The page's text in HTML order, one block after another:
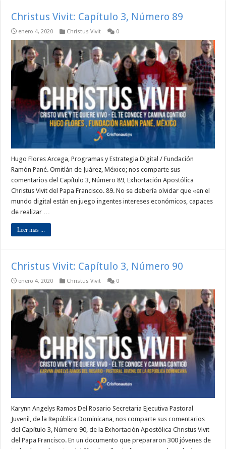
Christus Vivit: Capítulo 3, Número 89
enero 4, 2020 Christus Vivit 0
Hugo Flores Arcega, Programas y Estrategia Digital / Fundación
Ramón Pané. Omitlán de Juárez, México; nos comparte sus
comentarios del Capítulo 3, Número 89, Exhortación Apostólica
Christus Vivit del Papa Francisco. 89. No se debería olvidar que «en el
mundo digital están en juego ingentes intereses económicos, capaces
de realizar …
Leer mas ...
Christus Vivit: Capítulo 3, Número 90
enero 4, 2020 Christus Vivit 0
Karynn Angelys Ramos Del Rosario Secretaria Ejecutiva Pastoral
Juvenil, de la República Dominicana, nos comparte sus comentarios
del Capítulo 3, Número 90, de la Exhortación Apostólica Christus Vivit
del Papa Francisco. En un documento que prepararon 300 jóvenes de